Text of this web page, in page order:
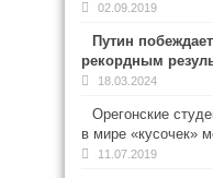
02.09.2019
Путин
рекордным
18.03.2024
Орегонские
в мире «кусочек»
11.07.2019